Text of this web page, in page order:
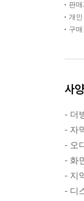
판
개
구
사양
- 더
- 자
- 오
- 화
- 지
- 디